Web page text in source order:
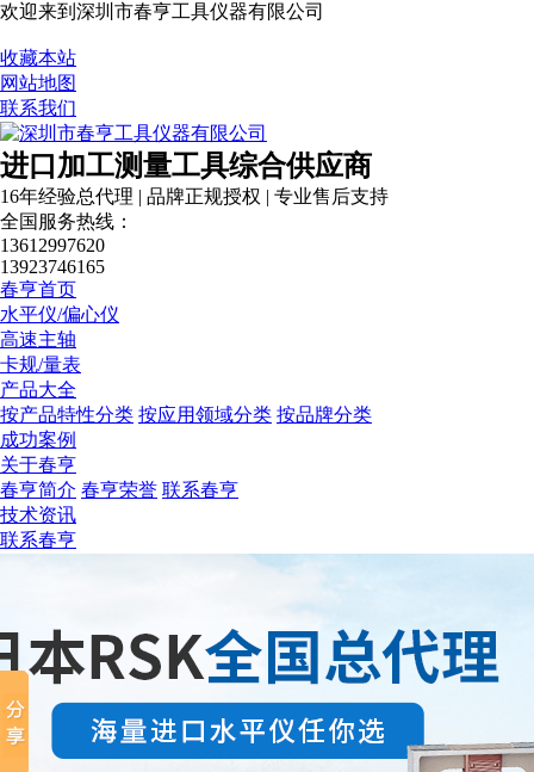
欢迎来到深圳市春亨工具仪器有限公司
收藏本站
网站地图
联系我们
进口加工测量工具综合供应商
16年经验总代理 | 品牌正规授权 | 专业售后支持
全国服务热线：
13612997620
13923746165
春亨首页
水平仪/偏心仪
高速主轴
卡规/量表
产品大全
按产品特性分类 按应用领域分类 按品牌分类
成功案例
关于春亨
春亨简介 春亨荣誉 联系春亨
技术资讯
联系春亨